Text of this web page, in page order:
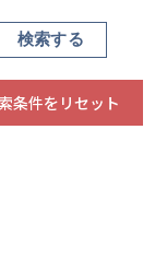
条件をリセット